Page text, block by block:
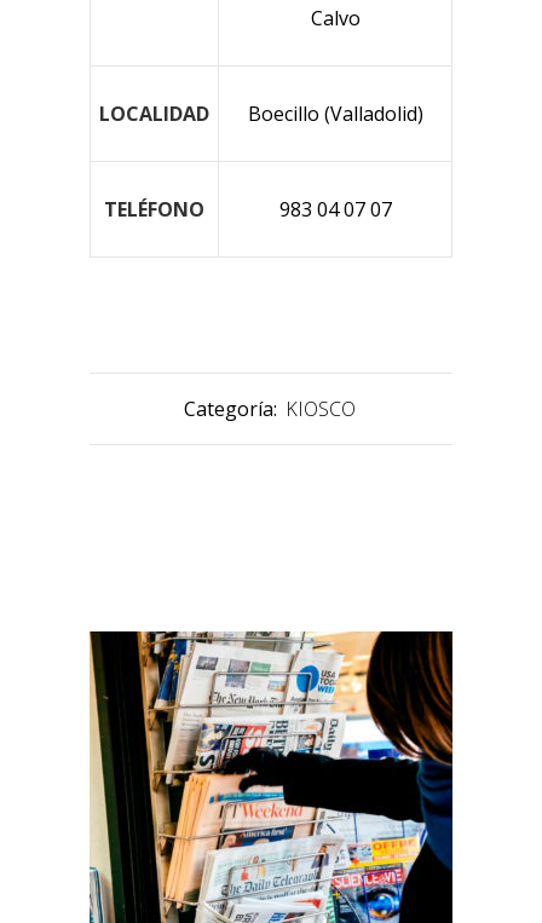
Calvo
LOCALIDAD Boecillo (Valladolid)
TELÉFONO 983 04 07 07
Categoría: KIOSCO